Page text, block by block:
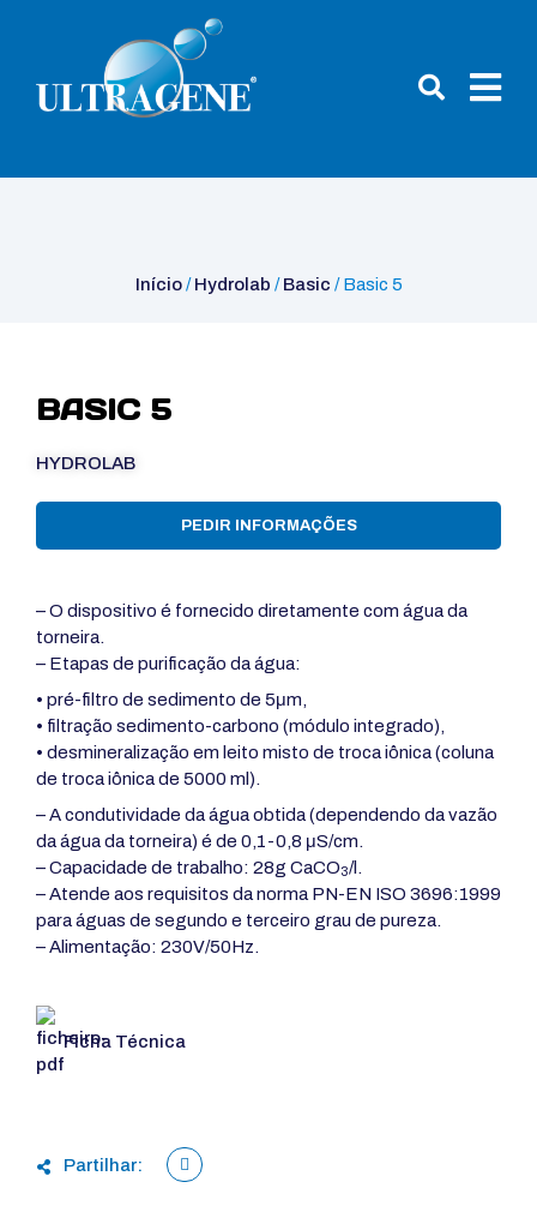
Início/Hydrolab /Basic / Basic 5
BASIC 5
HYDROLAB
PEDIR INFORMAÇÕES
– O dispositivo é fornecido diretamente com água da
torneira.
– Etapas de purificação da água:
• pré-filtro de sedimento de 5μm,
• filtração sedimento-carbono (módulo integrado),
• desmineralização em leito misto de troca iônica (coluna
de troca iônica de 5000 ml).
– A condutividade da água obtida (dependendo da vazão
da água da torneira) é de 0,1-0,8 μS/cm.
– Capacidade de trabalho: 28g CaCO3/l.
– Atende aos requisitos da norma PN-EN ISO 3696:1999
para águas de segundo e terceiro grau de pureza.
– Alimentação: 230V/50Hz.
Ficha Técnica
Partilhar: